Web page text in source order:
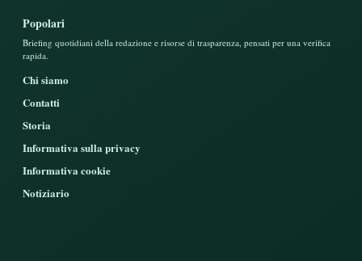
Popolari
Briefing quotidiani della redazione e risorse di trasparenza, pensati per una verifica
rapida.
Chi siamo
Contatti
Storia
Informativa sulla privacy
Informativa cookie
Notiziario